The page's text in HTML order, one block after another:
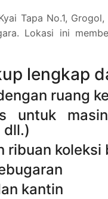
Tapa No.1,
Lokasi ini
lengkap
ruang
untuk
dll.)
ribuan
kantin